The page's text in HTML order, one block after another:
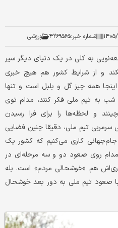
۲۱ شماره خبر:۴۲۶۹۵۶۵ ورزشی
به کلی در یک دنیای دیگر سیر
و از شرایط کشور هم هیچ خبری
اینجا همه چیز گل و بلبل است و تنها
به تیم ملی فکر کنند، مدام توی
و لحظه‌ها را برای فرا رسیدن
سرمربی تیم ملی، دقیقا چنین فضایی
جام‌جهانی کاری می‌کنیم که کشور یک
روی صعود دو و سه مرحله‌ای در
هم «خوشحالی مردم» است. بله
صعود تیم ملی به دور بعد خوشحال